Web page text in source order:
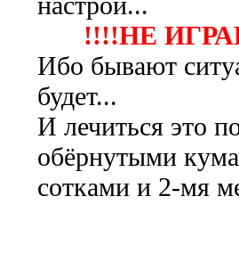
!!!!НЕ
Ибо бывают
будет...
И лечиться это
обёрнутыми
сотками и 2-мя